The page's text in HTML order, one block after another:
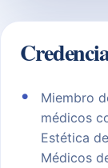
Miembro
médicos
Estética
Médicos